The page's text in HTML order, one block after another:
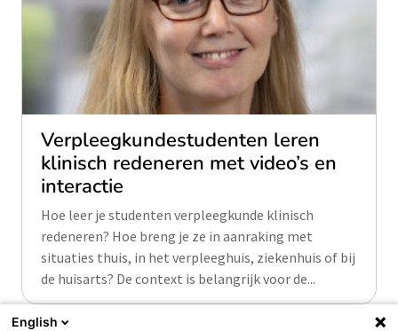
Verpleegkundestudenten leren
klinisch redeneren met video’s en
interactie
Hoe leer je studenten verpleegkunde klinisch
redeneren? Hoe breng je ze in aanraking met
situaties thuis, in het verpleeghuis, ziekenhuis of bij
de huisarts? De context is belangrijk voor de...
English